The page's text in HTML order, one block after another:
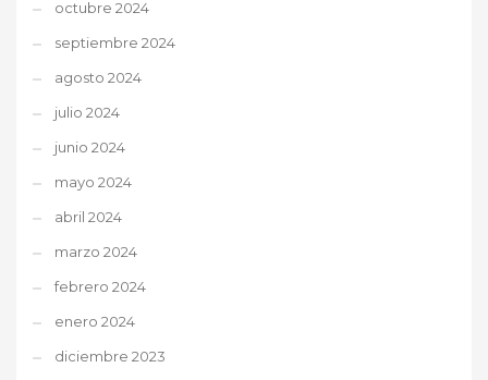
octubre 2024
septiembre 2024
agosto 2024
julio 2024
junio 2024
mayo 2024
abril 2024
marzo 2024
febrero 2024
enero 2024
diciembre 2023